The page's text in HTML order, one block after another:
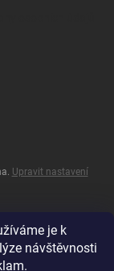
je k
návštěvnosti
Upravit nastavení